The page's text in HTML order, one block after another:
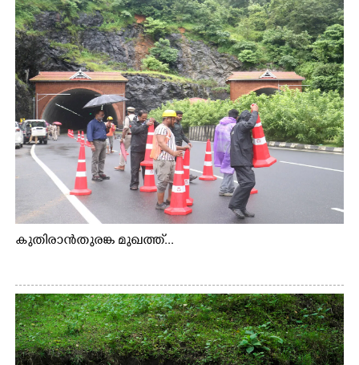
കുതിരാൻതുരങ്ക മുഖത്ത്...